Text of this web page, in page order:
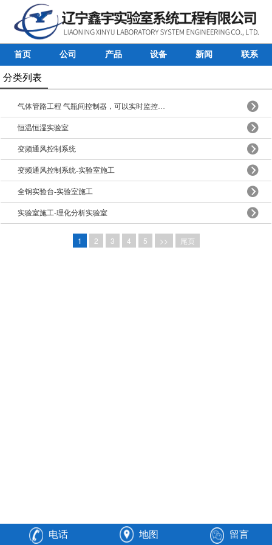
首页 公司 产品 设备 新闻 联系
分类列表
恒温恒湿实验室
变频通风控制系统
变频通风控制系统-实验室施工
全钢实验台-实验室施工
实验室施工-理化分析实验室
1 2 3 4 5 >> 尾页
电话 地图 留言